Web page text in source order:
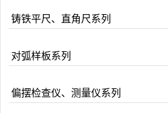
铸铁平尺、直角尺系列
对弧样板系列
偏摆检查仪、测量仪系列